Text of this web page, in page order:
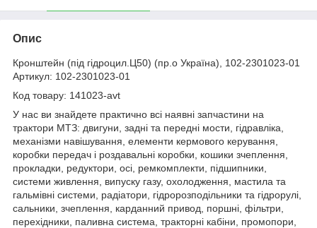
Опис
Кронштейн (під гідроцил.Ц50) (пр.о Україна), 102-2301023-01
Артикул: 102-2301023-01
Код товару: 141023-avt
У нас ви знайдете практично всі наявні запчастини на
трактори МТЗ: двигуни, задні та передні мости, гідравліка,
механізми навішування, елементи кермового керування,
коробки передач і роздавальні коробки, кошики зчеплення,
прокладки, редуктори, осі, ремкомплекти, підшипники,
системи живлення, випуску газу, охолодження, мастила та
гальмівні системи, радіатори, гідророзподільники та гідрорулі,
сальники, зчеплення, карданний привод, поршні, фільтри,
перехідники, паливна система, тракторні кабіни, промопори,